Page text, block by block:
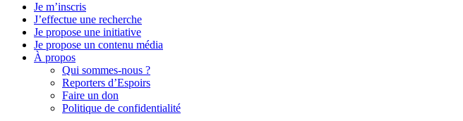
Je m’inscris
J’effectue une recherche
Je propose une initiative
Je propose un contenu média
À propos
Qui sommes-nous ?
Reporters d’Espoirs
Faire un don
Politique de confidentialité